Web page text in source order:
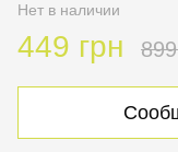
Нет в наличии
449 грн